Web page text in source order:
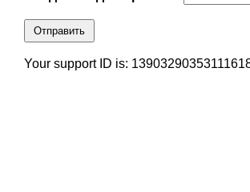
Отправить
Your support ID is: